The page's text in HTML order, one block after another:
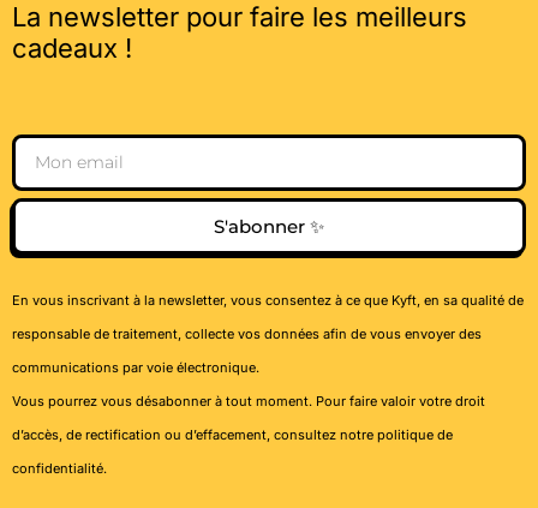
La newsletter pour faire les meilleurs
cadeaux !
Email
S'abonner ✨
En vous inscrivant à la newsletter, vous consentez à ce que Kyft, en sa qualité de
responsable de traitement, collecte vos données afin de vous envoyer des
communications par voie électronique.
Vous pourrez vous désabonner à tout moment. Pour faire valoir votre droit
d’accès, de rectification ou d’effacement, consultez notre politique de
confidentialité.